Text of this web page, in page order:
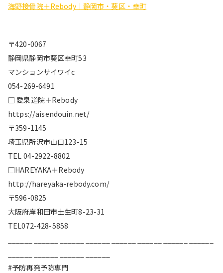
海野接骨院＋Rebody｜静岡市・葵区・幸町
〒420-0067
静岡県静岡市葵区幸町53
マンションサイワイc
054-269-6491
□ 愛泉道院＋Rebody
https://aisendouin.net/
〒359-1145
埼玉県所沢市山口123-15
TEL 04-2922-8802
□HAREYAKA＋Rebody
http://hareyaka-rebody.com/
〒596-0825
大阪府岸和田市土生町8-23-31
TEL072-428-5858
#予防再発予防専門